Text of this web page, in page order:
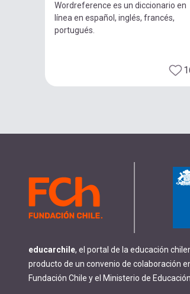
Wordreference es un diccionario en
línea en español, inglés, francés,
portugués.
educarchile, el portal de la educación
producto de un convenio de colaboración
Fundación Chile y el Ministerio de